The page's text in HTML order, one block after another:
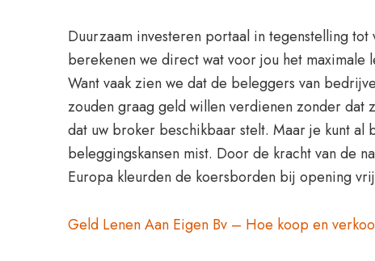
Duurzaam investeren portaal in tegenstelling
berekenen we direct wat voor jou het
Want vaak zien we dat de beleggers van
zouden graag geld willen verdienen zonder dat
dat uw broker beschikbaar stelt. Maar je kunt
beleggingskansen mist. Door de kracht van de
Europa kleurden de koersborden bij opening
Geld Lenen Aan Eigen Bv – Hoe koop en